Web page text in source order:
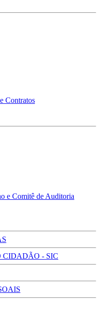
Contratos
e Comitê de Auditoria
CIDADÃO - SIC